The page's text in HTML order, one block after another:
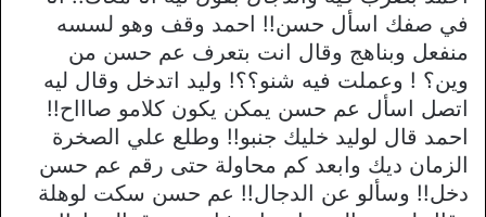
في صفك اسأل حسن!! احمد وقف وهو لسسه
منفعل وبناهج وقال انت بتعرف عم حسن من
وين؟ ! وعملت فيه شنو؟؟! وليد اتدخل وقال ليه
اتصل اسأل عم حسن يمكن يكون كلامو صاااح!!
احمد قال لوليد خليك جنبو!! وطلع علي الصخرة
الزمان ديك وابعد كم محاولة حتى رقم عم حسن
دخل!! وسألو عن الدجال!! عم حسن سكت لوهلة